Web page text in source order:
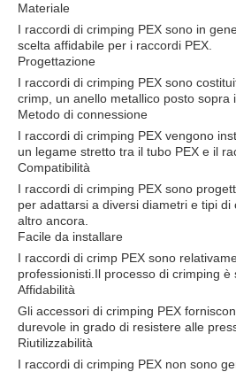
Materiale
I raccordi di crimping PEX sono in
scelta affidabile per i raccordi PEX.
Progettazione
I raccordi di crimping PEX sono
crimp, un anello metallico posto sopra
Metodo di connessione
I raccordi di crimping PEX vengono
un legame stretto tra il tubo PEX e il
Compatibilità
I raccordi di crimping PEX sono
per adattarsi a diversi diametri e tipi
altro ancora.
Facile da installare
I raccordi di crimp PEX sono
professionisti.Il processo di crimping
Affidabilità
Gli accessori di crimping PEX
durevole in grado di resistere alle
Riutilizzabilità
I raccordi di crimping PEX non sono